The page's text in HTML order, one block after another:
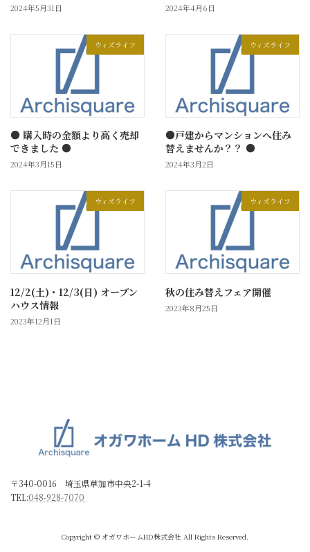
2024年5月31日 2024年4月6日
ウィズライフ
● 購入時の金額より高く売却
できました ●
2024年3月15日
ウィズライフ
●戸建からマンションへ住み
替えませんか？？ ●
2024年3月2日
ウィズライフ
12/2(土)・12/3(日) オープン
ハウス情報
2023年12月1日
ウィズライフ
秋の住み替えフェア開催
2023年8月25日
〒340-0016 埼玉県草加市中央2-1-4
TEL:048-928-7070
Copyright © オガワホームHD株式会社 All Rights Reserved.